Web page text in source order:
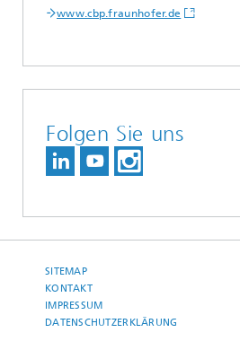
www.cbp.fraunhofer.de
Folgen Sie uns
SITEMAP
KONTAKT
IMPRESSUM
DATENSCHUTZERKLÄRUNG